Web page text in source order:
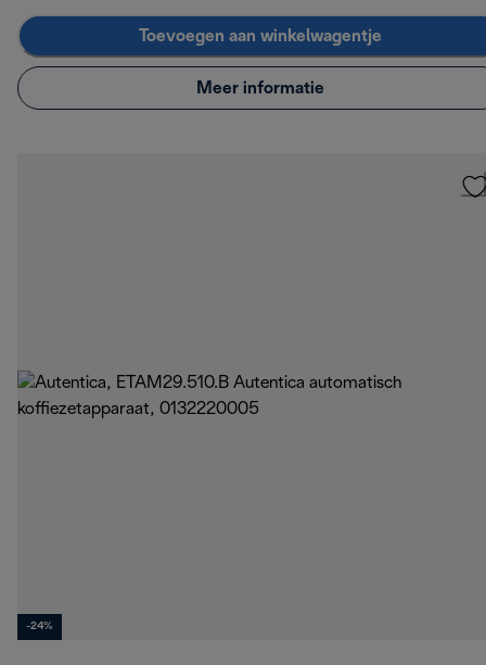
Toevoegen aan winkelwagentje
Meer informatie
-24%